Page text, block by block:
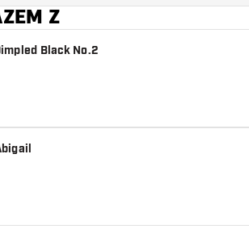
Z
Black No.2